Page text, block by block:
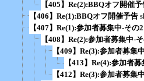
【405】Re(2):BBQオフ開催予
【406】Re(1):BBQオフ開催予告
【407】Re(1):参加者募集中-その2
【408】Re(2):参加者募集中-
【409】Re(3):参加者募集
【413】Re(4):参加者
【412】Re(3):参加者募集